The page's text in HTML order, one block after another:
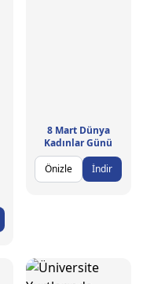
8 Mart Dünya
Kadınlar Günü
Önizle
İndir